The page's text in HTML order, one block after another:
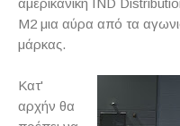
M2 μια αύρα από τα
μάρκας.
Κατ'
αρχήν θα